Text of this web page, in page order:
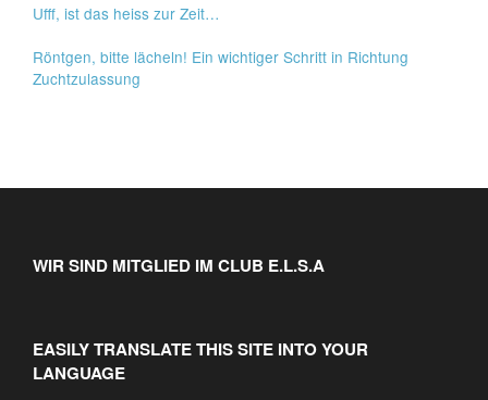
Ufff, ist das heiss zur Zeit…
Röntgen, bitte lächeln! Ein wichtiger Schritt in Richtung
Zuchtzulassung
WIR SIND MITGLIED IM CLUB E.L.S.A
EASILY TRANSLATE THIS SITE INTO YOUR
LANGUAGE